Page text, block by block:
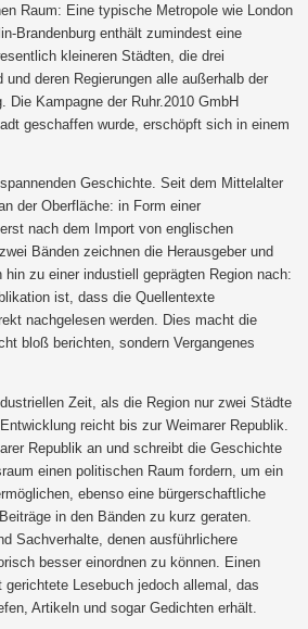
Raum: Eine typische Metropole wie London
Brandenburg enthält zumindest eine
kleineren Städten, die drei
deren Regierungen alle außerhalb der
Die Kampagne der Ruhr.2010 GmbH
geschaffen wurde, erschöpft sich in einem
Geschichte. Seit dem Mittelalter
der Oberfläche: in Form einer
nach dem Import von englischen
Bänden zeichnen die Herausgeber und
zu einer industiell geprägten Region nach:
ist, dass die Quellentexte
nachgelesen werden. Dies macht die
bloß berichten, sondern Vergangenes
Zeit, als die Region nur zwei Städte
reicht bis zur Weimarer Republik.
Republik an und schreibt die Geschichte
einen politischen Raum fordern, um ein
ebenso eine bürgerschaftliche
in den Bänden zu kurz geraten.
Sachverhalte, denen ausführlichere
besser einordnen zu können. Einen
Lesebuch jedoch allemal, das
Artikeln und sogar Gedichten erhält.